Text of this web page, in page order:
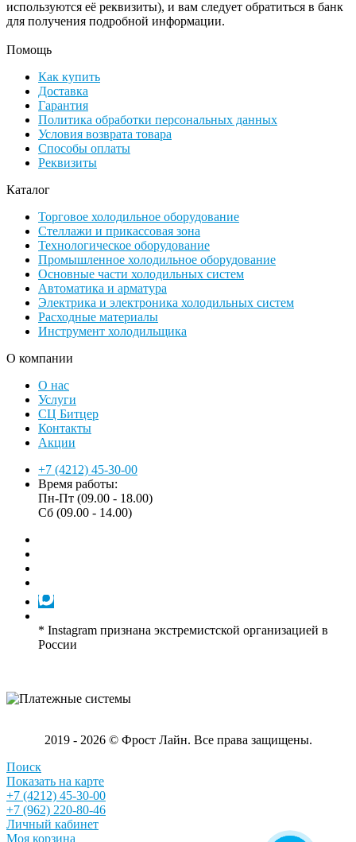
используются её реквизиты), и вам следует обратиться в банк
для получения подробной информации.
Помощь
Как купить
Доставка
Гарантия
Политика обработки персональных данных
Условия возврата товара
Способы оплаты
Реквизиты
Каталог
Торговое холодильное оборудование
Стеллажи и прикассовая зона
Технологическое оборудование
Промышленное холодильное оборудование
Основные части холодильных систем
Автоматика и арматура
Электрика и электроника холодильных систем
Расходные материалы
Инструмент холодильщика
О компании
О нас
Услуги
СЦ Битцер
Контакты
Акции
+7 (4212) 45-30-00
Время работы:
Пн-Пт (09.00 - 18.00)
Сб (09.00 - 14.00)
* Instagram признана экстремистской организацией в
России
2019 - 2026 © Фрост Лайн. Все права защищены.
Поиск
Показать на карте
+7 (4212) 45-30-00
+7 (962) 220-80-46
Личный кабинет
Моя корзина